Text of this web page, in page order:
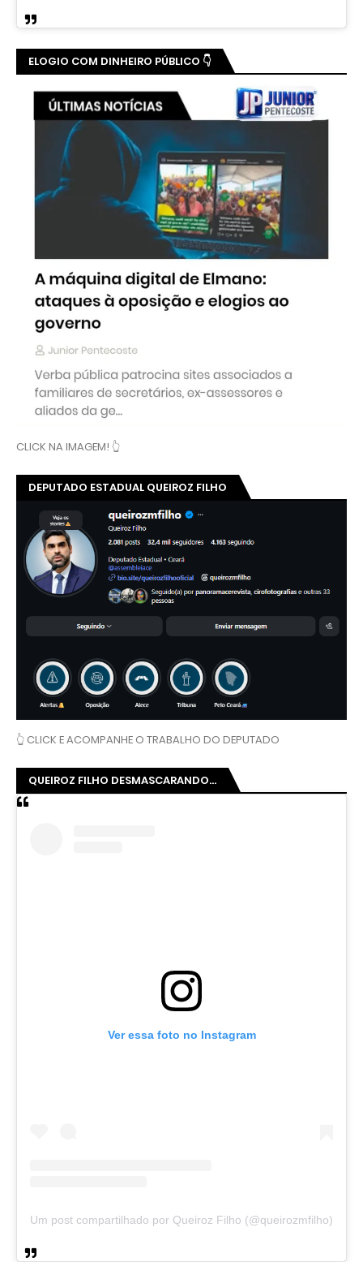
ELOGIO COM DINHEIRO PÚBLICO 👇
CLICK NA IMAGEM! 👆
DEPUTADO ESTADUAL QUEIROZ FILHO
👆 CLICK E ACOMPANHE O TRABALHO DO DEPUTADO
QUEIROZ FILHO DESMASCARANDO...
Ver essa foto no Instagram
Um post compartilhado por Queiroz Filho (@queirozmfilho)